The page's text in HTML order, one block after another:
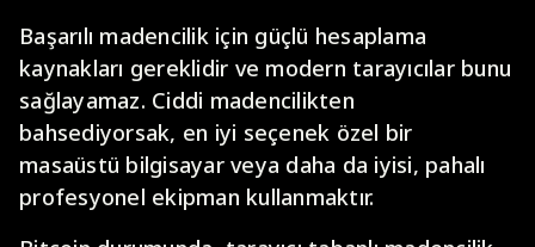
Başarılı madencilik için güçlü hesaplama
kaynakları gereklidir ve modern tarayıcılar bunu
sağlayamaz. Ciddi madencilikten
bahsediyorsak, en iyi seçenek özel bir
masaüstü bilgisayar veya daha da iyisi, pahalı
profesyonel ekipman kullanmaktır.